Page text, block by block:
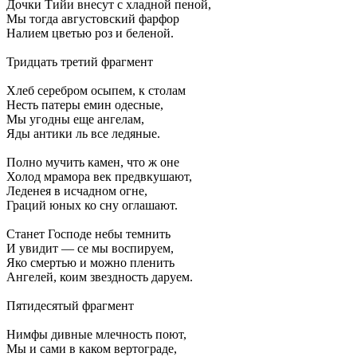
Дочки Тийи внесут с хладной пеной,
Мы тогда августовский фарфор
Налием цветью роз и беленой.
Тридцать третий фрагмент
Хлеб серебром осыпем, к столам
Несть патеры емин одесные,
Мы угодны еще ангелам,
Яды антики ль все ледяные.
Полно мучить камен, что ж оне
Холод мрамора век предвкушают,
Леденея в исчадном огне,
Граций юных ко сну оглашают.
Станет Господе небы темнить
И увидит — се мы воспируем,
Яко смертью и можно пленить
Ангелей, коим звездность даруем.
Пятидесятый фрагмент
Нимфы дивные млечность поют,
Мы и сами в каком вертограде,